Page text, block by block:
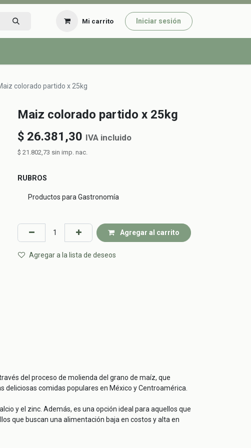
Mi carrito Iniciar sesión
colorado partido x 25kg
Maiz colorado partido x 25kg
$ 26.381,30 IVA incluido
$ 21.802,73 sin imp. nac.
RUBROS
Productos para Gastronomía
Agregar al carrito
Agregar a la lista de deseos
del proceso de molienda del grano de maíz, que
comidas populares en México y Centroamérica.
y el zinc. Además, es una opción ideal para aquellos que
que buscan una alimentación baja en costos y alta en